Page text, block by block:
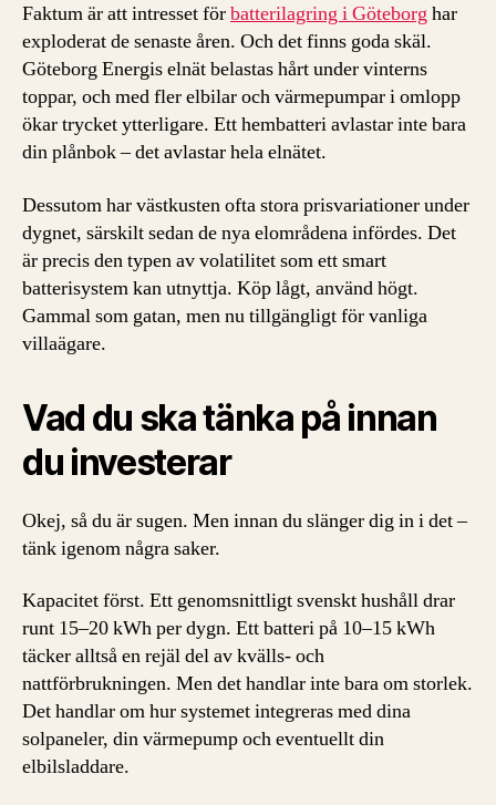
Faktum är att intresset förbatterilagring i Göteborghar
exploderat de senaste åren. Och det finns goda skäl.
Göteborg Energis elnät belastas hårt under vinterns
toppar, och med fler elbilar och värmepumpar i omlopp
ökar trycket ytterligare. Ett hembatteri avlastar inte bara
din plånbok – det avlastar hela elnätet.
Dessutom har västkusten ofta stora prisvariationer under
dygnet, särskilt sedan de nya elområdena infördes. Det
är precis den typen av volatilitet som ett smart
batterisystem kan utnyttja. Köp lågt, använd högt.
Gammal som gatan, men nu tillgängligt för vanliga
villaägare.
Vad du ska tänka på innan
du investerar
Okej, så du är sugen. Men innan du slänger dig in i det –
tänk igenom några saker.
Kapacitet först. Ett genomsnittligt svenskt hushåll drar
runt 15–20 kWh per dygn. Ett batteri på 10–15 kWh
täcker alltså en rejäl del av kvälls- och
nattförbrukningen. Men det handlar inte bara om storlek.
Det handlar om hur systemet integreras med dina
solpaneler, din värmepump och eventuellt din
elbilsladdare.